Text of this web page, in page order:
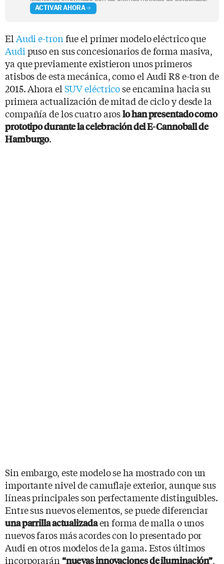
ACTIVAR AHORA
El Audi e-tronfue el primer modelo eléctrico que
Audipuso en sus concesionarios de forma masiva,
ya que previamente existieron unos primeros
atisbos de esta mecánica, como el Audi R8 e-tron de
2015. Ahora el SUV eléctricose encamina hacia su
primera actualización de mitad de ciclo y desde la
compañía de los cuatro aroslo han presentado como
prototipo durante la celebración del E-Cannoball de
Hamburgo.
Sin embargo, este modelo se ha mostrado con un
importante nivel de camuflaje exterior, aunque sus
líneas principales son perfectamente distinguibles.
Entre sus nuevos elementos, se puede diferenciar
una parrilla actualizadaen forma de malla o unos
nuevos faros más acordes con lo presentado por
Audi en otros modelos de la gama. Estos últimos
incorporarán “nuevas innovaciones de iluminación”,